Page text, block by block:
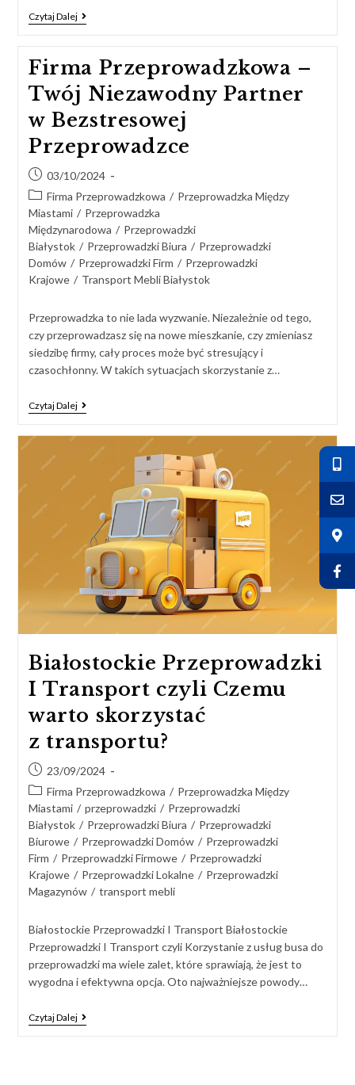
Czytaj Dalej
Firma Przeprowadzkowa –
Twój Niezawodny Partner
w Bezstresowej
Przeprowadzce
03/10/2024
Firma Przeprowadzkowa / Przeprowadzka Między
Miastami / Przeprowadzka
Międzynarodowa / Przeprowadzki
Białystok / Przeprowadzki Biura / Przeprowadzki
Domów / Przeprowadzki Firm / Przeprowadzki
Krajowe / Transport Mebli Białystok
Przeprowadzka to nie lada wyzwanie. Niezależnie od tego,
czy przeprowadzasz się na nowe mieszkanie, czy zmieniasz
siedzibę firmy, cały proces może być stresujący i
czasochłonny. W takich sytuacjach skorzystanie z…
Czytaj Dalej
Białostockie Przeprowadzki
I Transport czyli Czemu
warto skorzystać
z transportu?
23/09/2024
Firma Przeprowadzkowa / Przeprowadzka Między
Miastami / przeprowadzki / Przeprowadzki
Białystok / Przeprowadzki Biura / Przeprowadzki
Biurowe / Przeprowadzki Domów / Przeprowadzki
Firm / Przeprowadzki Firmowe / Przeprowadzki
Krajowe / Przeprowadzki Lokalne / Przeprowadzki
Magazynów / transport mebli
Białostockie Przeprowadzki I Transport Białostockie
Przeprowadzki I Transport czyli Korzystanie z usług busa do
przeprowadzki ma wiele zalet, które sprawiają, że jest to
wygodna i efektywna opcja. Oto najważniejsze powody…
Czytaj Dalej